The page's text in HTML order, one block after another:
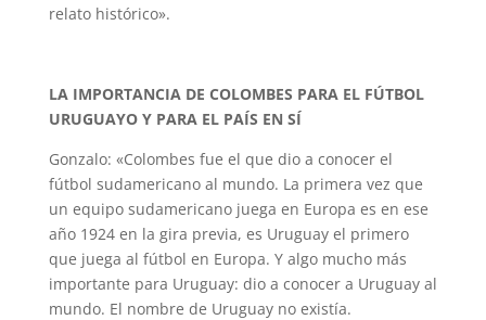
relato histórico».
LA IMPORTANCIA DE COLOMBES PARA EL FÚTBOL
URUGUAYO Y PARA EL PAÍS EN SÍ
Gonzalo: «Colombes fue el que dio a conocer el
fútbol sudamericano al mundo. La primera vez que
un equipo sudamericano juega en Europa es en ese
año 1924 en la gira previa, es Uruguay el primero
que juega al fútbol en Europa. Y algo mucho más
importante para Uruguay: dio a conocer a Uruguay al
mundo. El nombre de Uruguay no existía.